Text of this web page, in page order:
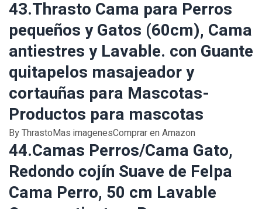
43.Thrasto Cama para Perros
pequeños y Gatos (60cm), Cama
antiestres y Lavable. con Guante
quitapelos masajeador y
cortauñas para Mascotas-
Productos para mascotas
By ThrastoMas imagenesComprar en Amazon
44.Camas Perros/Cama Gato,
Redondo cojín Suave de Felpa
Cama Perro, 50 cm Lavable